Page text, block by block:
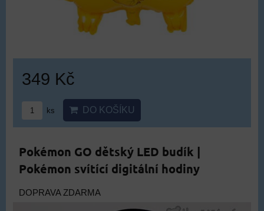
349 Kč
ks DO KOŠÍKU
Pokémon GO dětský LED budík |
Pokémon svítící digitální hodiny
DOPRAVA ZDARMA